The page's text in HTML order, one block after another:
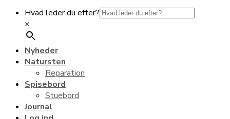
Hvad leder du efter?
×
Nyheder
Natursten
Reparation
Spisebord
Stuebord
Journal